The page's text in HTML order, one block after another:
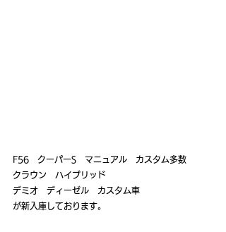
F56　クーパーS　マニュアル　カスタム多数
クラウン　ハイブリッド
デミオ　ディーゼル　カスタム車
が新入庫しております。